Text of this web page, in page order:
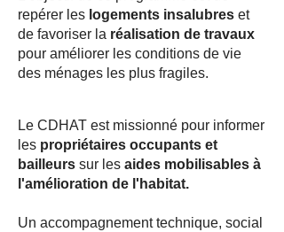
Le CDHAT est missionné pour informer
les propriétaires occupants et
bailleurs sur les aides mobilisables à
l'amélioration de l'habitat.
Un accompagnement technique, social
repérer les logements insalubres et
de favoriser la réalisation de travaux
pour améliorer les conditions de vie
des ménages les plus fragiles.